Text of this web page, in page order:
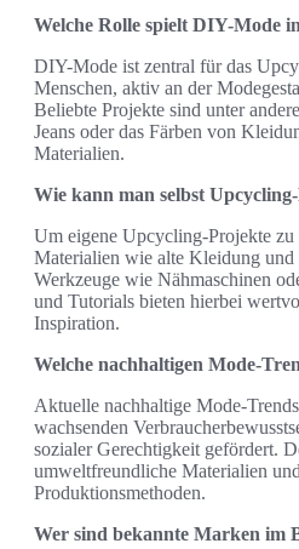
Welche Rolle spielt DIY-Mode
DIY-Mode ist zentral für das
Menschen, aktiv an der
Beliebte Projekte sind unter
Jeans oder das Färben von
Materialien.
Wie kann man selbst
Um eigene Upcycling-Projekte zu
Materialien wie alte Kleidung
Werkzeuge wie Nähmaschinen
und Tutorials bieten hierbei
Inspiration.
Welche nachhaltigen Mode-
Aktuelle nachhaltige Mode-
wachsenden
sozialer Gerechtigkeit gefördert.
umweltfreundliche Materialien
Produktionsmethoden.
Wer sind bekannte Marken im